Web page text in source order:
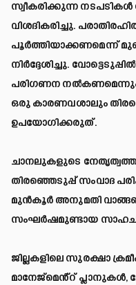
സ്വീകരിക്കുന്ന
വിശദികരിച്ചു.
പൂർത്തിയാക്കണമെന്ന്
നിർദ്ദേശിച്ചു.
പരിഗണന നൽകണമെന്നും
ഒരു കാരണവശാലും
ഉപയോഗിക്കരുത്.
ചാനലുകളുടെ
തിരഞ്ഞെടുപ്പ് സംവാദ
മുൻകൂർ അനുമതി
സംഘർഷമുണ്ടായ
ജില്ലകളിലെ സുരക്ഷാ
മാനേജ്‌മെൻ്റ് പ്ലാനുകൾ,